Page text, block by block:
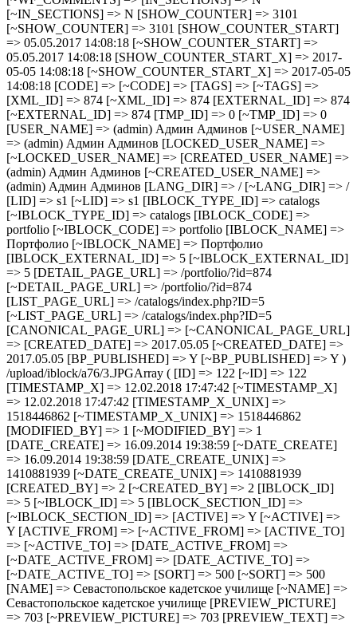
[~IN_SECTIONS] => N [SHOW_COUNTER] => 3101
[~SHOW_COUNTER] => 3101 [SHOW_COUNTER_START]
=> 05.05.2017 14:08:18 [~SHOW_COUNTER_START] =>
05.05.2017 14:08:18 [SHOW_COUNTER_START_X] => 2017-
05-05 14:08:18 [~SHOW_COUNTER_START_X] => 2017-05-05
14:08:18 [CODE] => [~CODE] => [TAGS] => [~TAGS] =>
[XML_ID] => 874 [~XML_ID] => 874 [EXTERNAL_ID] => 874
[~EXTERNAL_ID] => 874 [TMP_ID] => 0 [~TMP_ID] => 0
[USER_NAME] => (admin) Админ Админов [~USER_NAME]
=> (admin) Админ Админов [LOCKED_USER_NAME] =>
[~LOCKED_USER_NAME] => [CREATED_USER_NAME] =>
(admin) Админ Админов [~CREATED_USER_NAME] =>
(admin) Админ Админов [LANG_DIR] => / [~LANG_DIR] => /
[LID] => s1 [~LID] => s1 [IBLOCK_TYPE_ID] => catalogs
[~IBLOCK_TYPE_ID] => catalogs [IBLOCK_CODE] =>
portfolio [~IBLOCK_CODE] => portfolio [IBLOCK_NAME] =>
Портфолио [~IBLOCK_NAME] => Портфолио
[IBLOCK_EXTERNAL_ID] => 5 [~IBLOCK_EXTERNAL_ID]
=> 5 [DETAIL_PAGE_URL] => /portfolio/?id=874
[~DETAIL_PAGE_URL] => /portfolio/?id=874
[LIST_PAGE_URL] => /catalogs/index.php?ID=5
[~LIST_PAGE_URL] => /catalogs/index.php?ID=5
[CANONICAL_PAGE_URL] => [~CANONICAL_PAGE_URL]
=> [CREATED_DATE] => 2017.05.05 [~CREATED_DATE] =>
2017.05.05 [BP_PUBLISHED] => Y [~BP_PUBLISHED] => Y )
/upload/iblock/a76/3.JPGArray ( [ID] => 122 [~ID] => 122
[TIMESTAMP_X] => 12.02.2018 17:47:42 [~TIMESTAMP_X]
=> 12.02.2018 17:47:42 [TIMESTAMP_X_UNIX] =>
1518446862 [~TIMESTAMP_X_UNIX] => 1518446862
[MODIFIED_BY] => 1 [~MODIFIED_BY] => 1
[DATE_CREATE] => 16.09.2014 19:38:59 [~DATE_CREATE]
=> 16.09.2014 19:38:59 [DATE_CREATE_UNIX] =>
1410881939 [~DATE_CREATE_UNIX] => 1410881939
[CREATED_BY] => 2 [~CREATED_BY] => 2 [IBLOCK_ID]
=> 5 [~IBLOCK_ID] => 5 [IBLOCK_SECTION_ID] =>
[~IBLOCK_SECTION_ID] => [ACTIVE] => Y [~ACTIVE] =>
Y [ACTIVE_FROM] => [~ACTIVE_FROM] => [ACTIVE_TO]
=> [~ACTIVE_TO] => [DATE_ACTIVE_FROM] =>
[~DATE_ACTIVE_FROM] => [DATE_ACTIVE_TO] =>
[~DATE_ACTIVE_TO] => [SORT] => 500 [~SORT] => 500
[NAME] => Севастопольское кадетское училище [~NAME] =>
Севастопольское кадетское училище [PREVIEW_PICTURE]
=> 703 [~PREVIEW_PICTURE] => 703 [PREVIEW_TEXT] =>